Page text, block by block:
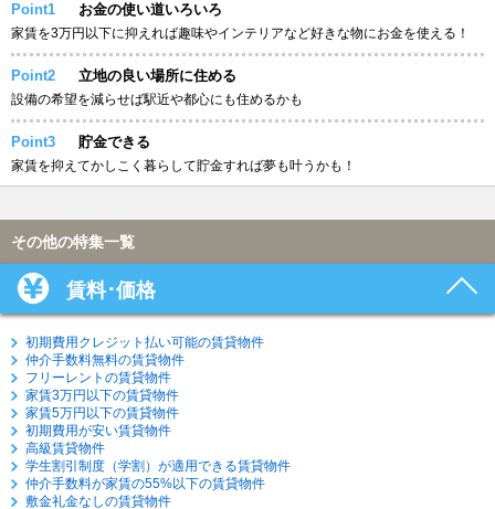
Point1 お金の使い道いろいろ
家賃を3万円以下に抑えれば趣味やインテリアなど好きな物にお金を使える！
Point2 立地の良い場所に住める
設備の希望を減らせば駅近や都心にも住めるかも
Point3 貯金できる
家賃を抑えてかしこく暮らして貯金すれば夢も叶うかも！
その他の特集一覧
賃料･価格
初期費用クレジット払い可能の賃貸物件
仲介手数料無料の賃貸物件
フリーレントの賃貸物件
家賃3万円以下の賃貸物件
家賃5万円以下の賃貸物件
初期費用が安い賃貸物件
高級賃貸物件
学生割引制度（学割）が適用できる賃貸物件
仲介手数料が家賃の55%以下の賃貸物件
敷金礼金なしの賃貸物件